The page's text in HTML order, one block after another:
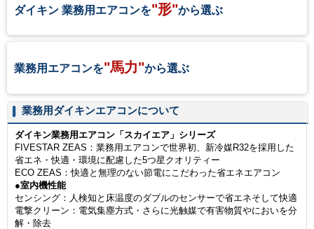
ダイキン 業務用エアコンを"形"から選ぶ
業務用エアコンを"馬力"から選ぶ
業務用ダイキンエアコンについて
ダイキン業務用エアコン「スカイエア」シリーズ
FIVESTAR ZEAS：業務用エアコンで世界初、新冷媒R32を採用した
省エネ・快適・環境に配慮した5つ星クオリティー
ECO ZEAS：快適と無理のない節電にこだわった省エネエアコン
●室内機性能
センシング：人検知と床温度のダブルのセンサーで省エネそして快適
電撃クリーン：電気集塵方式・さらに光触媒で有害物質やにおいを分
解・除去